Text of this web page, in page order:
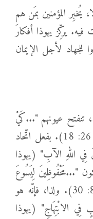
يُخبِر المؤمنين بمَن هم
يركِّز يهوذا أفكارَ
للجهاد لأجل الإيمان
الله الناس إليه، تنفتح عيونهم "...كَيْ
يَرْجِعُوا مِنْ ظُلُمَاتٍ إِلَى نُورٍ، وَمِنْ سُلْطَانِ الشَّيْطَانِ إِلَى اللهِ..." (أعمال 26: 18). بفعل اتّحاد
فِي اللهِ الآبِ" (يهوذا
فِيهِ قَبْلَ تَأْسِيسِ الْعَالَمِ" (أفسس 1: 4)، نكون "...مَحْفُوظِينَ لِيَسُوعَ
الْمَسِيحِ" (يهوذا 1). الذين يدعوهم الله يبرِّرهم ويمجّدهم الله (رومية 8: 30). ولذا، فإنّه هو
الابْتِهَاجِ" (يهوذا